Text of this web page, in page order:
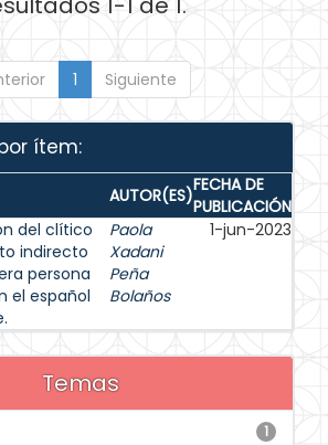
1 Siguiente
ítem:
AUTOR(ES)FECHA DE
PUBLICACIÓN
del clítico
indirecto
persona
el español
Paola
Xadani
Peña
Bolaños
1-jun-2023
Temas
1